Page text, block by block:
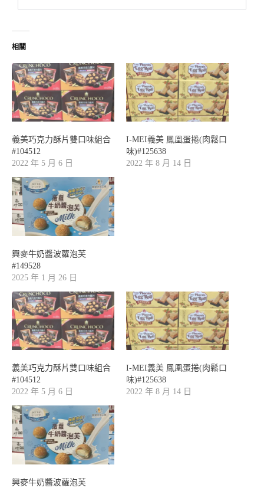
相關
義美巧克力酥片雙口味組合
#104512
2022 年 5 月 6 日
I-MEI義美 鳳凰蛋捲(肉鬆口
味)#125638
2022 年 8 月 14 日
興麥牛奶醬波蘿泡芙
#149528
2025 年 1 月 26 日
義美巧克力酥片雙口味組合
#104512
2022 年 5 月 6 日
I-MEI義美 鳳凰蛋捲(肉鬆口
味)#125638
2022 年 8 月 14 日
興麥牛奶醬波蘿泡芙